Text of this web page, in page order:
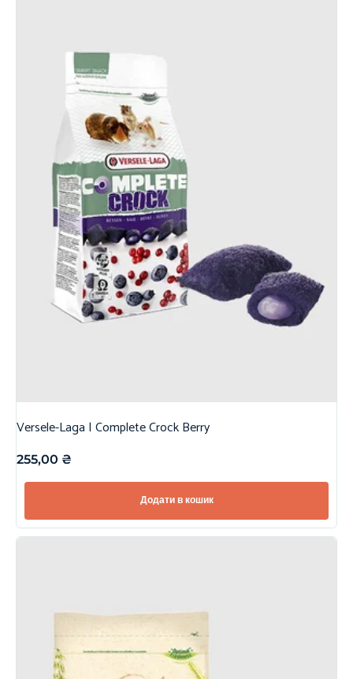
Versele-Laga | Complete Crock Berry
255,00 ₴
Додати в кошик